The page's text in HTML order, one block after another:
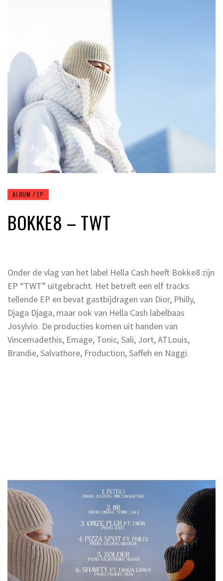
ALBUM / EP
BOKKE8 – TWT
Onder de vlag van het label Hella Cash heeft Bokke8 zijn
EP “TWT” uitgebracht. Het betreft een elf tracks
tellende EP en bevat gastbijdragen van Dior, Philly,
Djaga Djaga, maar ook van Hella Cash labelbaas
Josylvio. De producties komen uit handen van
Vincemadethis, Emage, Tonic, Sali, Jort, ATLouis,
Brandie, Salvathore, Froduction, Saffeh en Naggi.